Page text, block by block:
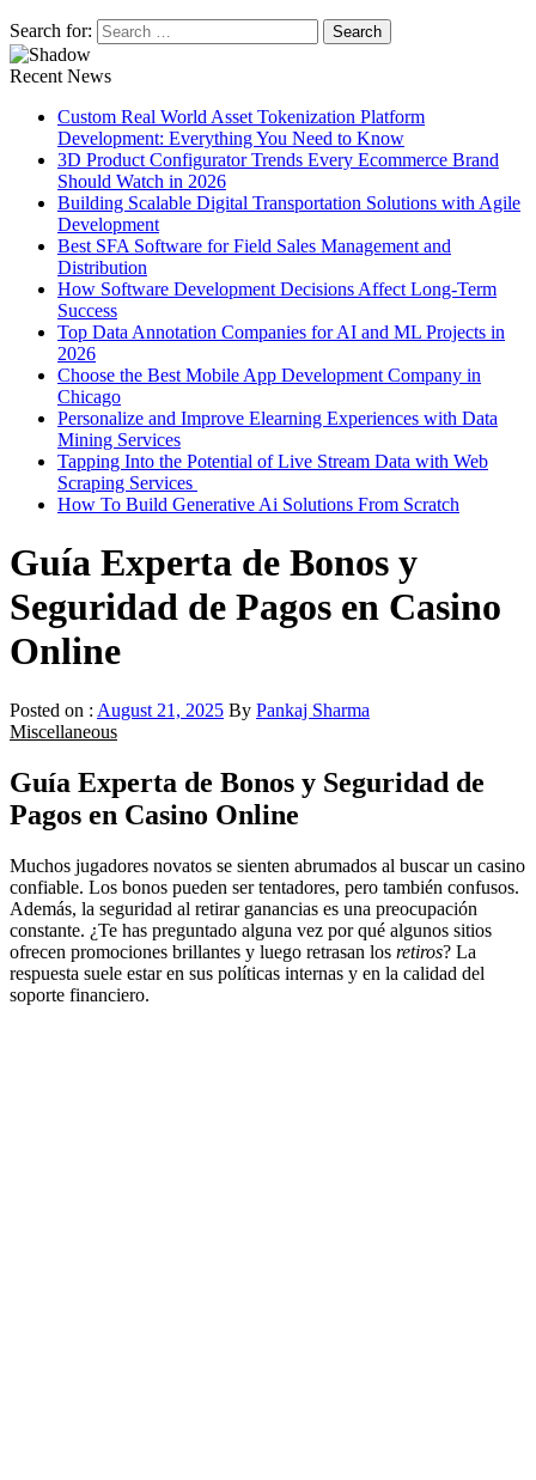
Search for:
Recent News
Custom Real World Asset Tokenization Platform
Development: Everything You Need to Know
3D Product Configurator Trends Every Ecommerce Brand
Should Watch in 2026
Building Scalable Digital Transportation Solutions with Agile
Development
Best SFA Software for Field Sales Management and
Distribution
How Software Development Decisions Affect Long-Term
Success
Top Data Annotation Companies for AI and ML Projects in
2026
Choose the Best Mobile App Development Company in
Chicago
Personalize and Improve Elearning Experiences with Data
Mining Services
Tapping Into the Potential of Live Stream Data with Web
Scraping Services
How To Build Generative Ai Solutions From Scratch
Guía Experta de Bonos y
Seguridad de Pagos en Casino
Online
Posted on : August 21, 2025 By Pankaj Sharma
Miscellaneous
Guía Experta de Bonos y Seguridad de
Pagos en Casino Online
Muchos jugadores novatos se sienten abrumados al buscar un casino
confiable. Los bonos pueden ser tentadores, pero también confusos.
Además, la seguridad al retirar ganancias es una preocupación
constante. ¿Te has preguntado alguna vez por qué algunos sitios
ofrecen promociones brillantes y luego retrasan los retiros? La
respuesta suele estar en sus políticas internas y en la calidad del
soporte financiero.